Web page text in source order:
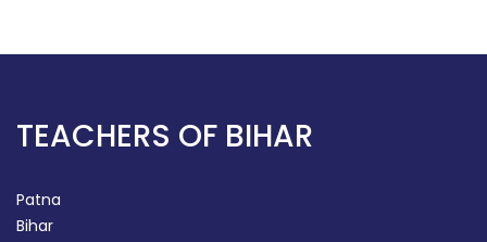
TEACHERS OF BIHAR
Patna
Bihar